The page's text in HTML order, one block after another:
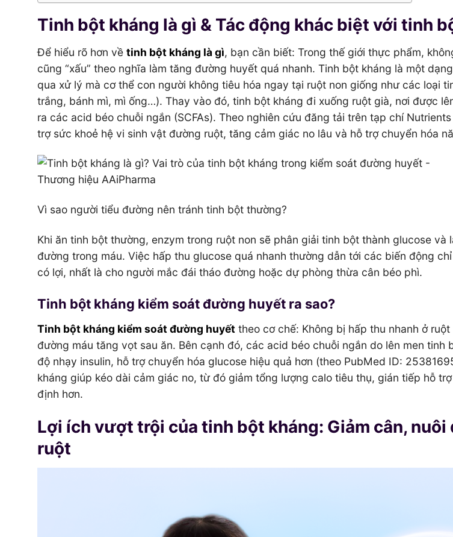
Tinh bột kháng là gì & Tác động khác biệt với tinh
Để hiểu rõ hơn về tinh bột kháng là gì, bạn cần biết: Trong thế giới thực phẩm,
cũng “xấu” theo nghĩa làm tăng đường huyết quá nhanh. Tinh bột kháng là một
qua xử lý mà cơ thể con người không tiêu hóa ngay tại ruột non giống như các loại
trắng, bánh mì, mì ống…). Thay vào đó, tinh bột kháng đi xuống ruột già, nơi được
ra các acid béo chuỗi ngắn (SCFAs). Theo nghiên cứu đăng tải trên tạp chí
trợ sức khoẻ hệ vi sinh vật đường ruột, tăng cảm giác no lâu và hỗ trợ chuyển hóa
Vì sao người tiểu đường nên tránh tinh bột thường?
Khi ăn tinh bột thường, enzym trong ruột non sẽ phân giải tinh bột thành glucose và
đường trong máu. Việc hấp thu glucose quá nhanh thường dẫn tới các biến động
có lợi, nhất là cho người mắc đái tháo đường hoặc dự phòng thừa cân béo phì.
Tinh bột kháng kiểm soát đường huyết ra sao?
Tinh bột kháng kiểm soát đường huyết theo cơ chế: Không bị hấp thu nhanh ở
đường máu tăng vọt sau ăn. Bên cạnh đó, các acid béo chuỗi ngắn do lên men tinh
độ nhạy insulin, hỗ trợ chuyển hóa glucose hiệu quả hơn (theo PubMed ID:
kháng giúp kéo dài cảm giác no, từ đó giảm tổng lượng calo tiêu thụ, gián tiếp hỗ
định hơn.
Lợi ích vượt trội của tinh bột kháng: Giảm cân,
ruột